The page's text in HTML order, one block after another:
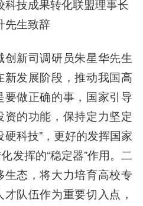
技成果转化联盟理事长
先生致辞
新司调研员朱星华先生
发展阶段，推动我国高
做正确的事，国家引导
的功能，保持定力坚定
科技”，更好的发挥国家
发挥的“稳定器”作用。二
态，将大力培育高校专
队伍作为重要切入点，